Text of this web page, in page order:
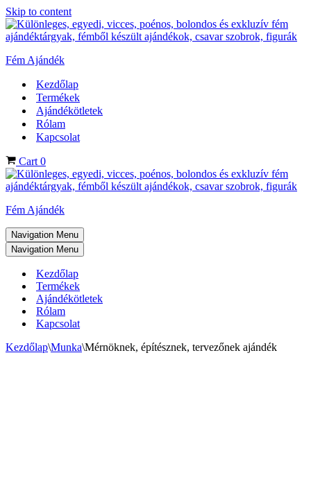
Skip to content
Fém Ajándék
Kezdőlap
Termékek
Ajándékötletek
Rólam
Kapcsolat
Cart 0
Fém Ajándék
Navigation Menu
Navigation Menu
Kezdőlap
Termékek
Ajándékötletek
Rólam
Kapcsolat
Kezdőlap\Munka\Mérnöknek, építésznek, tervezőnek ajándék